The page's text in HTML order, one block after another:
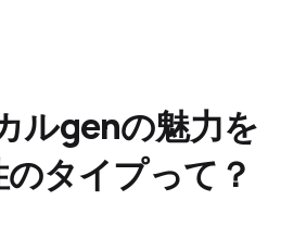
ルgenの魅力を
タイプって？